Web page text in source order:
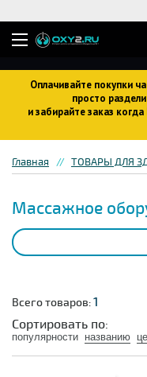
Оплачивайте покупки
просто
и забирайте заказ
Главная ТОВАРЫ ДЛЯ
Массажное
Всего товаров:1
Сортировать по:
популярности названию